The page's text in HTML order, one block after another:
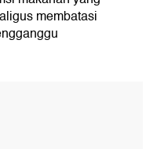
membatasi